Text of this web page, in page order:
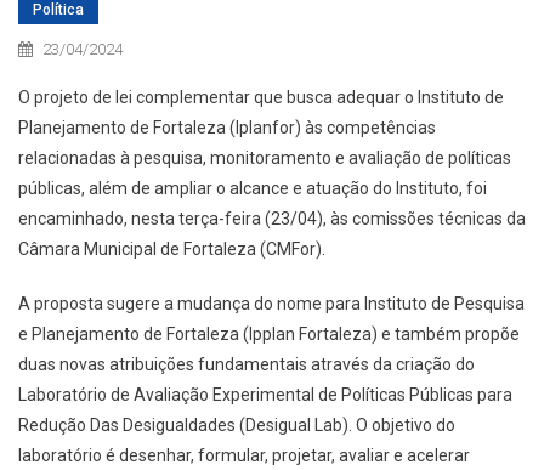
Política
23/04/2024
O projeto de lei complementar que busca adequar o Instituto de
Planejamento de Fortaleza (Iplanfor) às competências
relacionadas à pesquisa, monitoramento e avaliação de políticas
públicas, além de ampliar o alcance e atuação do Instituto, foi
encaminhado, nesta terça-feira (23/04), às comissões técnicas da
Câmara Municipal de Fortaleza (CMFor).
A proposta sugere a mudança do nome para Instituto de Pesquisa
e Planejamento de Fortaleza (Ipplan Fortaleza) e também propõe
duas novas atribuições fundamentais através da criação do
Laboratório de Avaliação Experimental de Políticas Públicas para
Redução Das Desigualdades (Desigual Lab). O objetivo do
laboratório é desenhar, formular, projetar, avaliar e acelerar